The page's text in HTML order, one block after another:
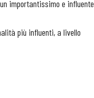
importantissimo e influente
più influenti, a livello